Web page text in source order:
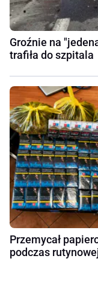
Groźnie na
trafiła do szpitala
Przemycał
podczas